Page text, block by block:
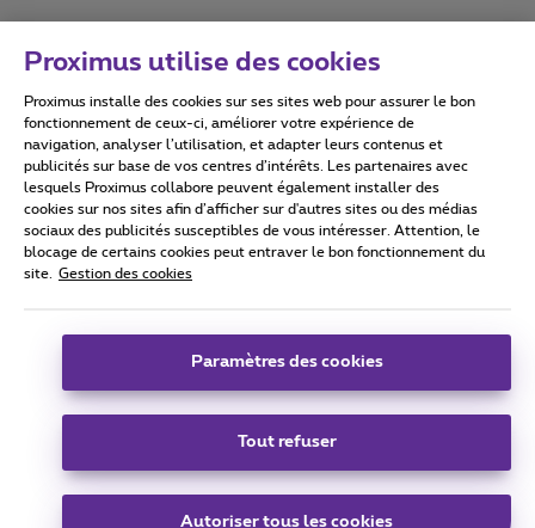
Conditions d'utilisation Accessibility statement
Tous droits réservés. © 2026 Proximus
Conditions générales, info consommateur
Coordonnées de l’entreprise
Boulevard du Roi Albert II 27 - B-1030 Bruxelles.
Carrier & Wholesale Solutions
Proximus utilise des cookies
Proximus installe des cookies sur ses sites web pour assurer le bon
fonctionnement de ceux-ci, améliorer votre expérience de
navigation, analyser l’utilisation, et adapter leurs contenus et
publicités sur base de vos centres d’intérêts. Les partenaires avec
lesquels Proximus collabore peuvent également installer des
cookies sur nos sites afin d’afficher sur d'autres sites ou des médias
sociaux des publicités susceptibles de vous intéresser. Attention, le
blocage de certains cookies peut entraver le bon fonctionnement du
site.
Gestion des cookies
Paramètres des cookies
Tout refuser
Autoriser tous les cookies